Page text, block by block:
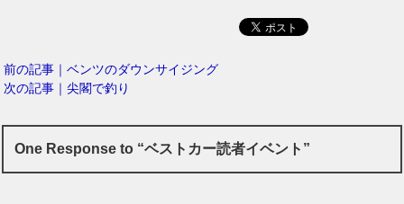
前の記事｜ベンツのダウンサイジング
次の記事｜尖閣で釣り
One Response to “ベストカー読者イベント”